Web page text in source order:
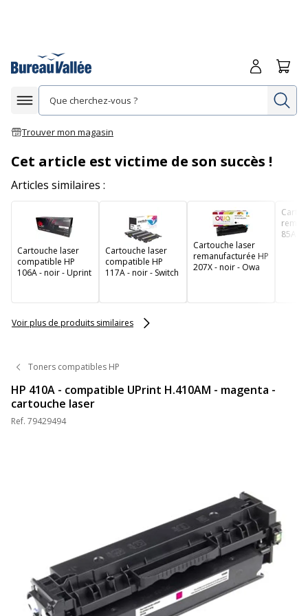
Afficher la navigation
Trouver mon magasin
Me
Cet article est victime de son succès !
Articles similaires :
Cartouche laser
compatible HP
106A - noir - Uprint
Cartouche laser
compatible HP
117A - noir - Switch
Cartouche laser
remanufacturée HP
207X - noir - Owa
85A -
Voir plus de produits similaires
Toners compatibles HP
HP 410A - compatible UPrint H.410AM - magenta -
cartouche laser
Ref. 79429494